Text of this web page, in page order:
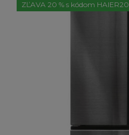
ZĽAVA 20 % s kódom HAIER20